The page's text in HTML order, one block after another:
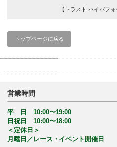
【トラスト ハイパフ
トップページに戻る
営業時間
平 日 10:00〜19:00
日祝日 10:00〜18:00
＜定休日＞
月曜日／レース・イベント開催日